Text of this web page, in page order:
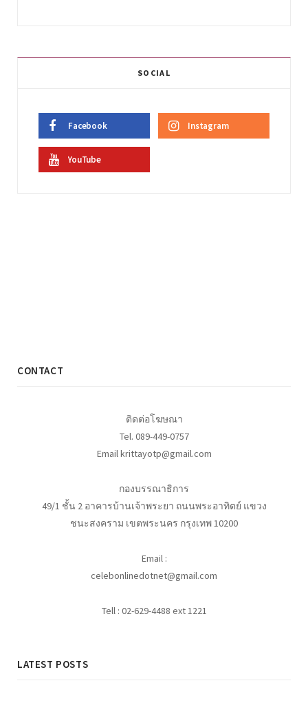
SOCIAL
Facebook Instagram
YouTube
CONTACT
ติดต่อโฆษณา
Tel. 089-449-0757
Email krittayotp@gmail.com
กองบรรณาธิการ
49/1 ชั้น 2 อาคารบ้านเจ้าพระยา ถนนพระอาทิตย์ แขวง
ชนะสงคราม เขตพระนคร กรุงเทพ 10200
Email :
celebonlinedotnet@gmail.com
Tell : 02-629-4488 ext 1221
LATEST POSTS